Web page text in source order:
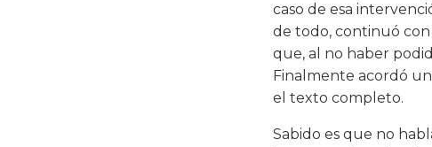
caso de esa
de todo, continuó con
que, al no haber
Finalmente acordó
el texto completo.
Sabido es que no